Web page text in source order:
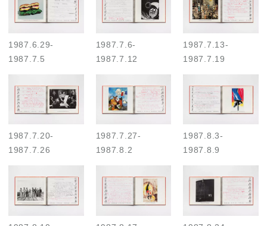
1987.6.29-
1987.7.5
1987.7.6-
1987.7.12
1987.7.13-
1987.7.19
1987.7.20-
1987.7.26
1987.7.27-
1987.8.2
1987.8.3-
1987.8.9